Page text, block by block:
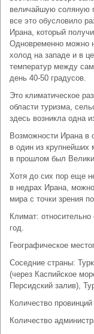
величайшую соляную
все это обусловило
Ирана, который
Одновременно можно
холод на западе и в
температур между
день 40-50 градусов.
Это климатическое
области туризма,
здесь возникла одна
Возможности Ирана в
в один из крупнейших
в прошлом был
Хотя до сих пор еще
в недрах Ирана,
мира с точки зрения
Климат:
год.
Географическое
Соседние страны:
(через Каспийское
Персидский залив),
Количество провинций
Количество